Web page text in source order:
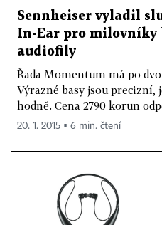
Sennheiser vyladil
In-Ear pro milovníky
audiofily
Řada Momentum má po
Výrazné basy jsou precizní,
hodně. Cena 2790 korun
20. 1. 2015 ▪ 6 min. čtení